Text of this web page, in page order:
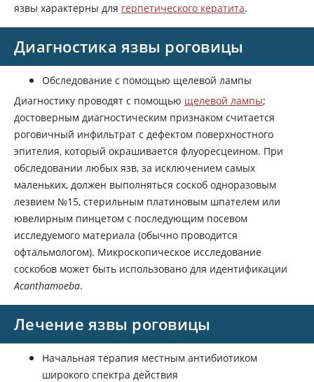
язвы характерны для герпетического кератита.
Диагностика язвы роговицы
Обследование с помощью щелевой лампы
Диагностику проводят с помощью щелевой лампы;
достоверным диагностическим признаком считается
роговичный инфильтрат с дефектом поверхностного
эпителия, который окрашивается флуоресцеином. При
обследовании любых язв, за исключением самых
маленьких, должен выполняться соскоб одноразовым
лезвием №15, стерильным платиновым шпателем или
ювелирным пинцетом с последующим посевом
исследуемого материала (обычно проводится
офтальмологом). Микроскопическое исследование
соскобов может быть использовано для идентификации
Acanthamoeba.
Лечение язвы роговицы
Начальная терапия местным антибиотиком
широкого спектра действия